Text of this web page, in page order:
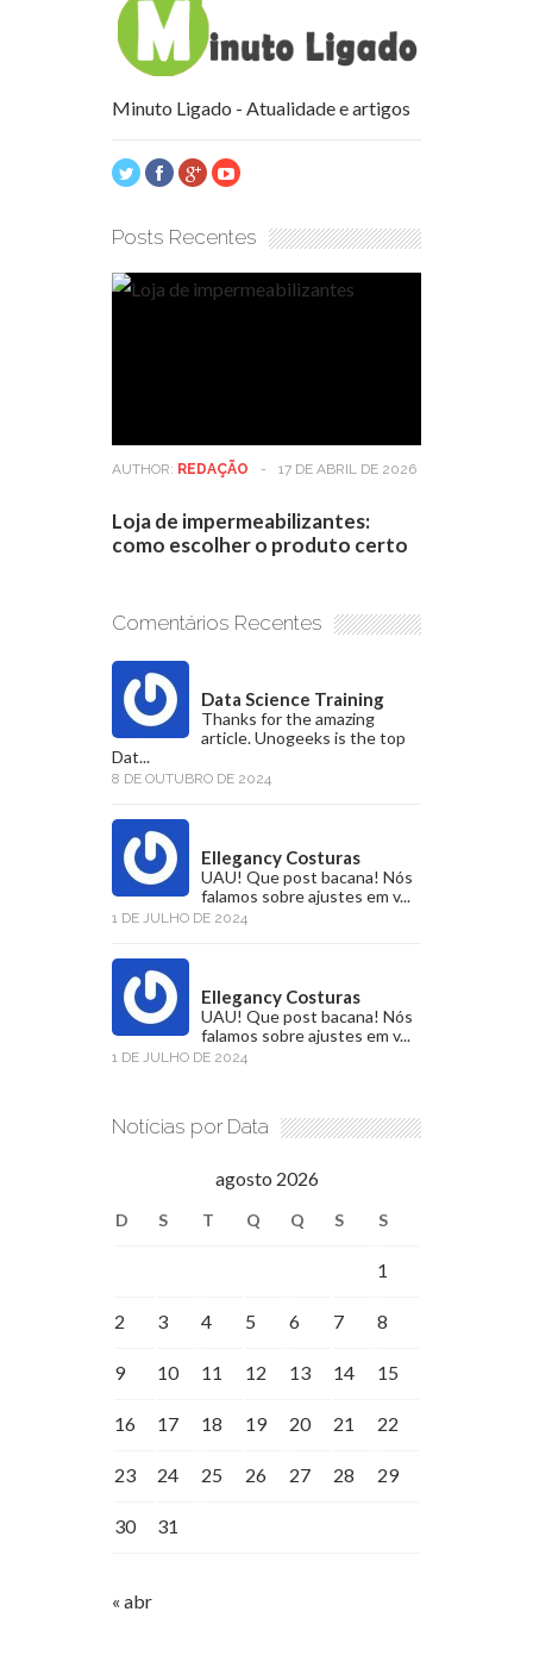
Minuto Ligado - Atualidade e artigos
Posts Recentes
AUTHOR: REDAÇÃO - 17 DE ABRIL DE 2026
Loja de impermeabilizantes:
como escolher o produto certo
Comentários Recentes
Data Science Training
Thanks for the amazing
article. Unogeeks is the top
Dat...
8 DE OUTUBRO DE 2024
Ellegancy Costuras
UAU! Que post bacana! Nós
falamos sobre ajustes em v...
1 DE JULHO DE 2024
Ellegancy Costuras
UAU! Que post bacana! Nós
falamos sobre ajustes em v...
1 DE JULHO DE 2024
Notícias por Data
agosto 2026
D S T Q Q S S
1
2 3 4 5 6 7 8
9 10 11 12 13 14 15
16 17 18 19 20 21 22
23 24 25 26 27 28 29
30 31
« abr